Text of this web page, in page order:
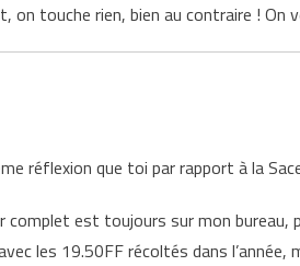
on touche rien, bien au contraire ! On
réflexion que toi par rapport à la
complet est toujours sur mon bureau,
les 19.50FF récoltés dans